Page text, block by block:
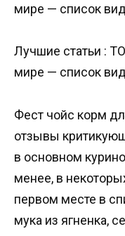
мире — список
Лучшие статьи :
мире — список
Фест чойс корм
отзывы
в основном
менее, в
первом месте в
мука из ягненка,